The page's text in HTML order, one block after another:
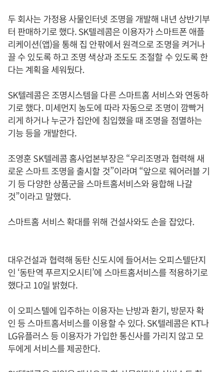
두 회사는 가정용 사물인터넷 조명을 개발해 내년 상반기부
터 판매하기로 했다. SK텔레콤은 이용자가 스마트폰 애플
리케이션(앱)을 통해 집 안팎에서 원격으로 조명을 켜거나
끌 수 있도록 하고 조명 색상과 조도도 조절할 수 있도록 한
다는 계획을 세워뒀다.
SK텔레콤은 조명시스템을 다른 스마트홈 서비스와 연동하
기로 했다. 미세먼지 농도에 따라 자동으로 조명이 깜빡거
리게 하거나 누군가 집안에 침입했을 때 조명을 점멸하는
기능 등을 개발한다.
조영훈 SK텔레콤 홈사업본부장은 “우리조명과 협력해 새
로운 스마트 조명을 출시할 것”이라며 “앞으로 웨어러블 기
기 등 다양한 상품군을 스마트홈서비스와 융합해 나갈
것”이라고 말했다.
스마트홈 서비스 확대를 위해 건설사와도 손을 잡았다.
대우건설과 협력해 동탄 신도시에 들어서는 오피스텔단지
인 ‘동탄역 푸르지오시티’에 스마트홈서비스를 적용하기로
했다고 10일 밝혔다.
이 오피스텔에 입주하는 이용자는 난방과 환기, 방문자 확
인 등 스마트홈서비스를 이용할 수 있다. SK텔레콤은 KT나
LG유플러스 등 이용자가 가입한 통신사를 가리지 않고 모
두에게 서비스를 제공한다.